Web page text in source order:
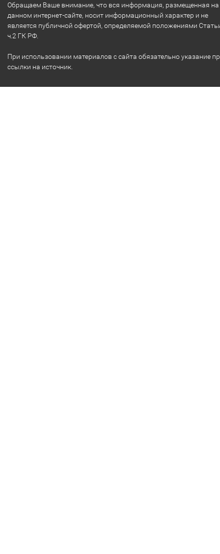
Обращаем Ваше внимание, что вся информация, размещенная на
данном интернет-сайте, носит информационный характер и не
является публичной офертой, определяемой положениями
ч.2 ГК РФ.
При использовании материалов с сайта обязательно указание
ссылки на источник.